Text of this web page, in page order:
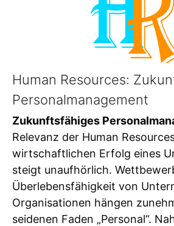
Human Resources:
Personalmanagement
Zukunftsfähiges
Relevanz der Human
wirtschaftlichen Erfolg eines
steigt unaufhörlich.
Überlebensfähigkeit von
Organisationen hängen
seidenen Faden „Personal“.